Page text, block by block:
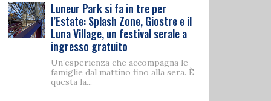
Luneur Park si fa in tre per
l’Estate: Splash Zone, Giostre e il
Luna Village, un festival serale a
ingresso gratuito
Un’esperienza che accompagna le
famiglie dal mattino fino alla sera. È
questa la...